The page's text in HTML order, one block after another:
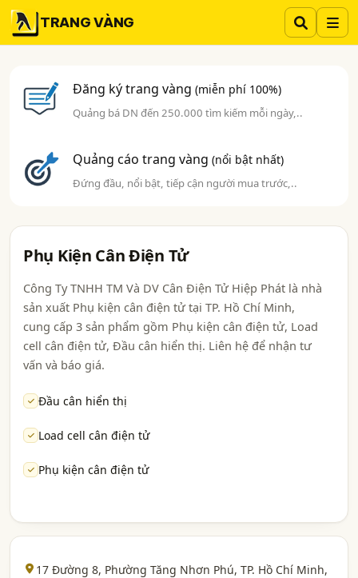
TRANG VÀNG
Đăng ký trang vàng(miễn phí 100%)
Quảng bá DN đến 250.000 tìm kiếm mỗi ngày,..
Quảng cáo trang vàng(nổi bật nhất)
Đứng đầu, nổi bật, tiếp cận người mua trước,..
Phụ Kiện Cân Điện Tử
Công Ty TNHH TM Và DV Cân Điện Tử Hiệp Phát là nhà
sản xuất Phụ kiện cân điện tử tại TP. Hồ Chí Minh,
cung cấp 3 sản phẩm gồm Phụ kiện cân điện tử, Load
cell cân điện tử, Đầu cân hiển thị. Liên hệ để nhận tư
vấn và báo giá.
Đầu cân hiển thị
Load cell cân điện tử
Phụ kiện cân điện tử
17 Đường 8, Phường Tăng Nhơn Phú, TP. Hồ Chí Minh,